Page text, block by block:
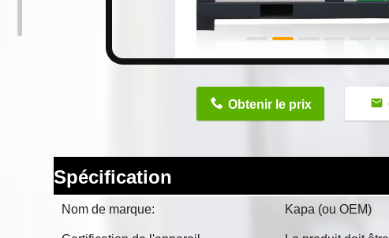
Obtenir le prix
Spécification
Nom de marque: Kapa (ou OEM)